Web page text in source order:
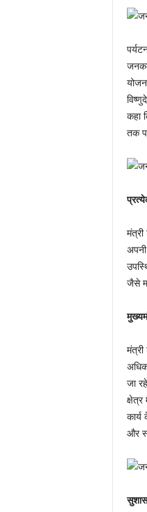
कहा
तक
जैसे
जा
क्षेत्र
और